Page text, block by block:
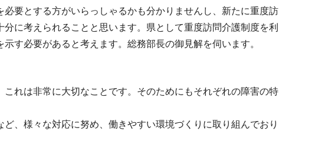
要とする方がいらっしゃるかも分かりませんし、新たに重度訪
に考えられることと思います。県として重度訪問介護制度を利
す必要があると考えます。総務部長の御見解を伺います。
れは非常に大切なことです。そのためにもそれぞれの障害の特
、様々な対応に努め、働きやすい環境づくりに取り組んでおり